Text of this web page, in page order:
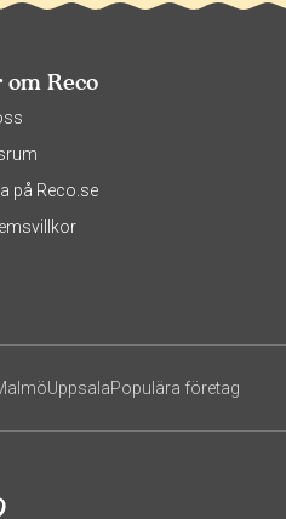
om Reco
på Reco.se
UppsalaPopulära företag